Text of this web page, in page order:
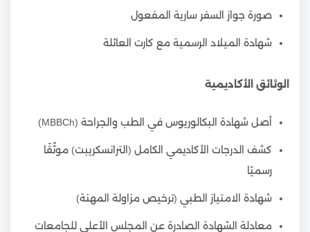
صورة جواز السفر سارية المفعول
شهادة الميلاد الرسمية مع كارت العائلة
الوثائق الأكاديمية
أصل شهادة البكالوريوس في الطب والجراحة (MBBCh)
كشف الدرجات الأكاديمي الكامل (الترانسكريبت) موثّقًا
رسميًا
شهادة الامتياز الطبي (ترخيص مزاولة المهنة)
معادلة الشهادة الصادرة عن المجلس الأعلى للجامعات